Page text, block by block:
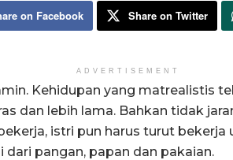
on Facebook Share on Twitter
ADVERTISEMENT
Kehidupan yang matrealistis
dan lebih lama. Bahkan tidak
istri pun harus turut
pangan, papan dan pakaian.